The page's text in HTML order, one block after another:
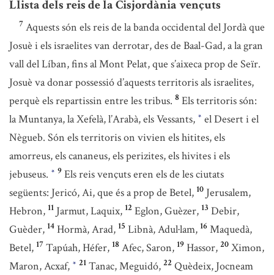
Llista dels reis de la Cisjordània vençuts
7 Aquests són els reis de la banda occidental del Jordà que
Josuè i els israelites van derrotar, des de Baal-Gad, a la gran
vall del Líban, fins al Mont Pelat, que s’aixeca prop de Seïr.
Josuè va donar possessió d’aquests territoris als israelites,
perquè els repartissin entre les tribus. 8 Els territoris són:
la Muntanya, la Xefelà, l’Arabà, els Vessants, * el Desert i el
Nègueb. Són els territoris on vivien els hitites, els
amorreus, els cananeus, els perizites, els hivites i els
jebuseus. * 9 Els reis vençuts eren els de les ciutats
següents: Jericó, Ai, que és a prop de Betel, 10 Jerusalem,
Hebron, 11 Jarmut, Laquix, 12 Eglon, Guèzer, 13 Debir,
Guèder, 14 Hormà, Arad, 15 Libnà, Adul·lam, 16 Maquedà,
Betel, 17 Tapúah, Héfer, 18 Afec, Saron, 19 Hassor, 20 Ximon,
Maron, Acxaf, * 21 Tanac, Meguidó, 22 Quèdeix, Jocneam